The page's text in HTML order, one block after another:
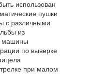
использован
пушки
с различными
из
машины
по выверке
при малом